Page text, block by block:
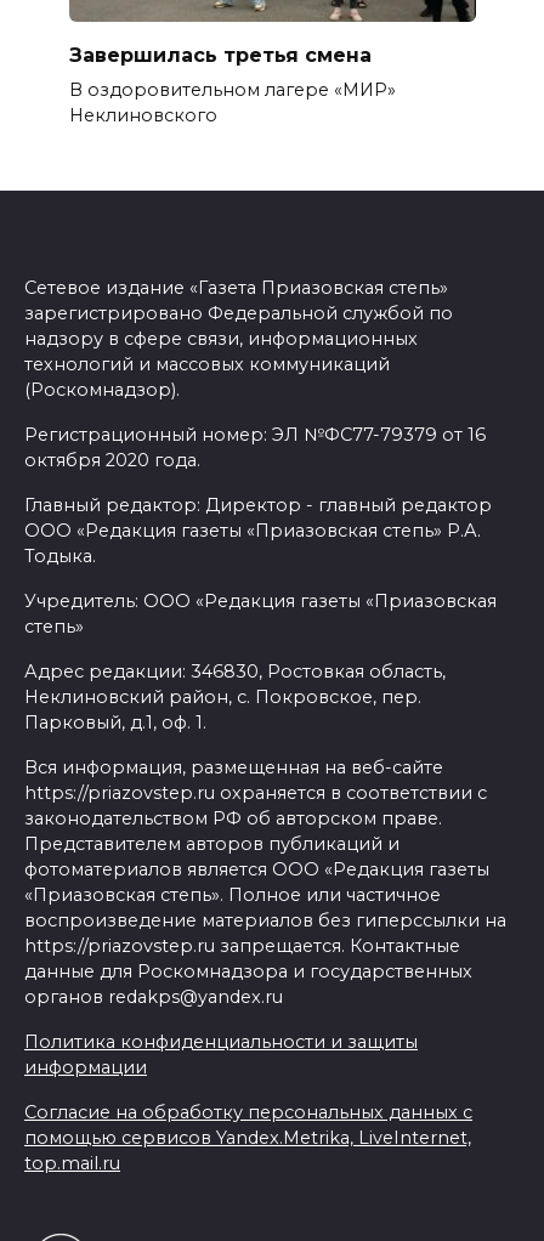
Завершилась третья смена
В оздоровительном лагере «МИР»
Неклиновского
Сетевое издание «Газета Приазовская степь»
зарегистрировано Федеральной службой по
надзору в сфере связи, информационных
технологий и массовых коммуникаций
(Роскомнадзор).
Регистрационный номер: ЭЛ №ФС77-79379 от 16
октября 2020 года.
Главный редактор: Директор - главный редактор
ООО «Редакция газеты «Приазовская степь» Р.А.
Тодыка.
Учредитель: ООО «Редакция газеты «Приазовская
степь»
Адрес редакции: 346830, Ростовкая область,
Неклиновский район, с. Покровское, пер.
Парковый, д.1, оф. 1.
Вся информация, размещенная на веб-сайте
https://priazovstep.ru охраняется в соответствии с
законодательством РФ об авторском праве.
Представителем авторов публикаций и
фотоматериалов является ООО «Редакция газеты
«Приазовская степь». Полное или частичное
воспроизведение материалов без гиперссылки на
https://priazovstep.ru запрещается. Контактные
данные для Роскомнадзора и государственных
органов redakps@yandex.ru
Политика конфиденциальности и защиты
информации
Согласие на обработку персональных данных с
помощью сервисов Yandex.Metrika, LiveInternet,
top.mail.ru